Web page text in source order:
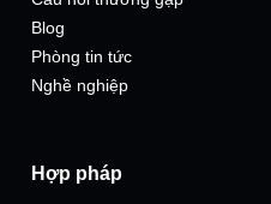
Blog
Phòng tin tức
Nghề nghiệp
Hợp pháp